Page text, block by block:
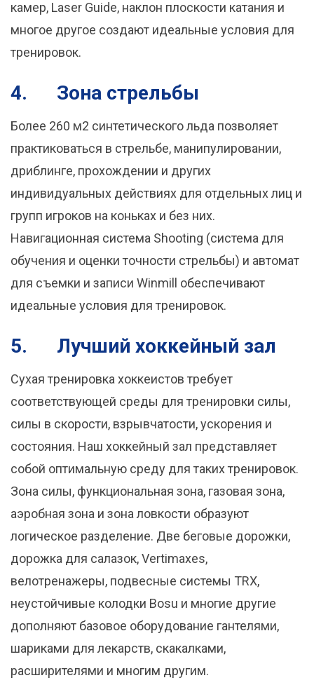
камер, Laser Guide, наклон плоскости катания и
многое другое создают идеальные условия для
тренировок.
4. Зона стрельбы
Более 260 м2 синтетического льда позволяет
практиковаться в стрельбе, манипулировании,
дриблинге, прохождении и других
индивидуальных действиях для отдельных лиц и
групп игроков на коньках и без них.
Навигационная система Shooting (система для
обучения и оценки точности стрельбы) и автомат
для съемки и записи Winmill обеспечивают
идеальные условия для тренировок.
5. Лучший хоккейный зал
Сухая тренировка хоккеистов требует
соответствующей среды для тренировки силы,
силы в скорости, взрывчатости, ускорения и
состояния. Наш хоккейный зал представляет
собой оптимальную среду для таких тренировок.
Зона силы, функциональная зона, газовая зона,
аэробная зона и зона ловкости образуют
логическое разделение. Две беговые дорожки,
дорожка для салазок, Vertimaxes,
велотренажеры, подвесные системы TRX,
неустойчивые колодки Bosu и многие другие
дополняют базовое оборудование гантелями,
шариками для лекарств, скакалками,
расширителями и многим другим.